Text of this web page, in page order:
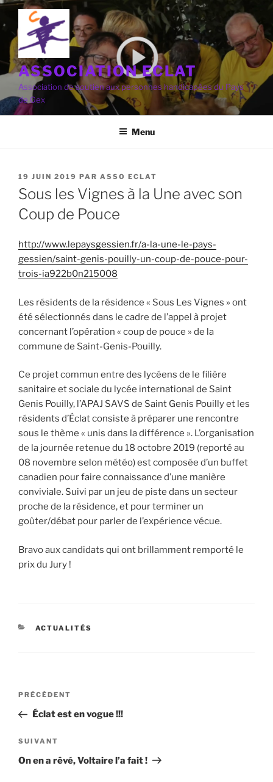
Aller
au
contenu
principal
ASSOCIATION ECLAT
Association de soutien aux personnes handicapées du Pays
de Gex
Menu
PUBLIÉ
LE
19 JUIN 2019 PAR ASSO ECLAT
Sous les Vignes à la Une avec son
Coup de Pouce
http://www.lepaysgessien.fr/a-la-une-le-pays-
gessien/saint-genis-pouilly-un-coup-de-pouce-pour-
trois-ia922b0n215008
Les résidents de la résidence « Sous Les Vignes » ont
été sélectionnés dans le cadre de l’appel à projet
concernant l’opération « coup de pouce » de la
commune de Saint-Genis-Pouilly.
Ce projet commun entre des lycéens de le filière
sanitaire et sociale du lycée international de Saint
Genis Pouilly, l’APAJ SAVS de Saint Genis Pouilly et les
résidents d’Éclat consiste à préparer une rencontre
sous le thème « unis dans la différence ». L’organisation
de la journée retenue du 18 octobre 2019 (reporté au
08 novembre selon météo) est composée d’un buffet
canadien pour faire connaissance d’une manière
conviviale. Suivi par un jeu de piste dans un secteur
proche de la résidence, et pour terminer un
goûter/débat pour parler de l’expérience vécue.
Bravo aux candidats qui ont brillamment remporté le
prix du Jury !
CATÉGORIES
ACTUALITÉS
Navigation
l’article
Article
précédent
PRÉCÉDENT
Éclat est en vogue !!!
Article
suivant
SUIVANT
On en a rêvé, Voltaire l’a fait !